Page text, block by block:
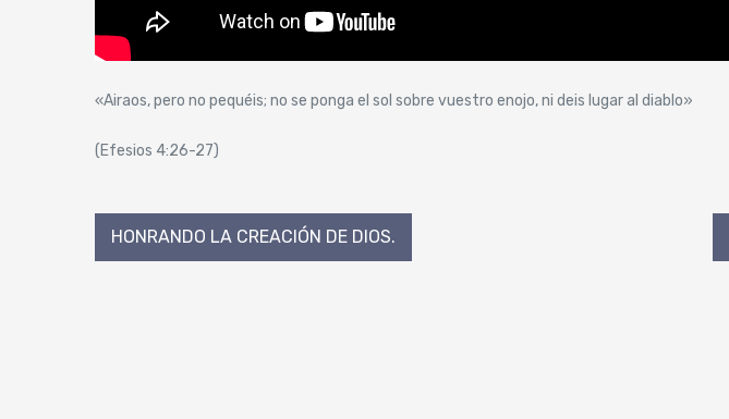
«Airaos, pero no pequéis; no se ponga el sol sobre vuestro enojo, ni deis lugar al diablo»
(Efesios 4:26-27)
Navegación
HONRANDO LA CREACIÓN DE DIOS.